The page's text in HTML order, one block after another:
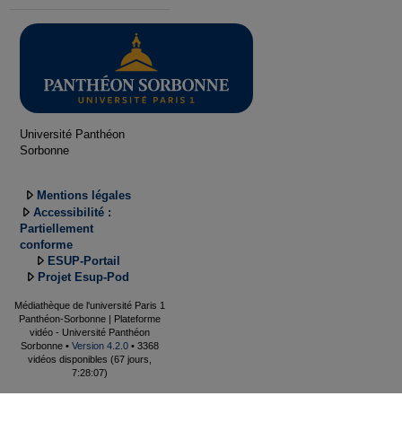
Université Panthéon
Sorbonne
Mentions légales
Accessibilité :
Partiellement
conforme
ESUP-Portail
Projet Esup-Pod
Médiathèque de l'université Paris 1
Panthéon-Sorbonne | Plateforme
vidéo - Université Panthéon
Sorbonne • Version 4.2.0 • 3368
vidéos disponibles (67 jours,
7:28:07)